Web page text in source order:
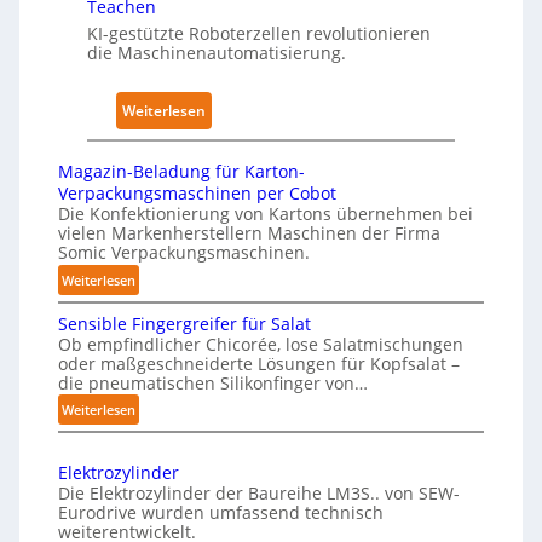
A
h
u
s
w
i
r
k
u
n
g
e
n
v
n
P
h
y
a
Teachen
KI-gestützte Roboterzellen revolutionieren
die Maschinenautomatisierung.
Weiterlesen:
K
n
s
t
l
c
h
e
I
t
l
Magazin-Beladung für Karton-
Verpackungsmaschinen per Cobot
Die Konfektionierung von Kartons übernehmen bei
vielen Markenherstellern Maschinen der Firma
Somic Verpackungsmaschinen.
Weiterlesen:
M
a
g
a
z
i
-
B
e
l
Sensible Fingergreifer für Salat
Ob empfindlicher Chicorée, lose Salatmischungen
oder maßgeschneiderte Lösungen für Kopfsalat –
die pneumatischen Silikonfinger von…
Weiterlesen:
S
n
s
i
Elektrozylinder
Die Elektrozylinder der Baureihe LM3S.. von SEW-
Eurodrive wurden umfassend technisch
weiterentwickelt.